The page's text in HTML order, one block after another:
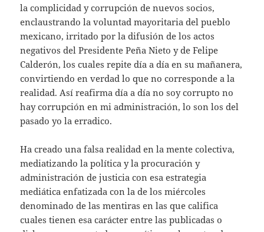
la complicidad y corrupción de nuevos socios,
enclaustrando la voluntad mayoritaria del pueblo
mexicano, irritado por la difusión de los actos
negativos del Presidente Peña Nieto y de Felipe
Calderón, los cuales repite día a día en su mañanera,
convirtiendo en verdad lo que no corresponde a la
realidad. Así reafirma día a día no soy corrupto no
hay corrupción en mi administración, lo son los del
pasado yo la erradico.
Ha creado una falsa realidad en la mente colectiva,
mediatizando la política y la procuración y
administración de justicia con esa estrategia
mediática enfatizada con la de los miércoles
denominado de las mentiras en las que califica
cuales tienen esa carácter entre las publicadas o